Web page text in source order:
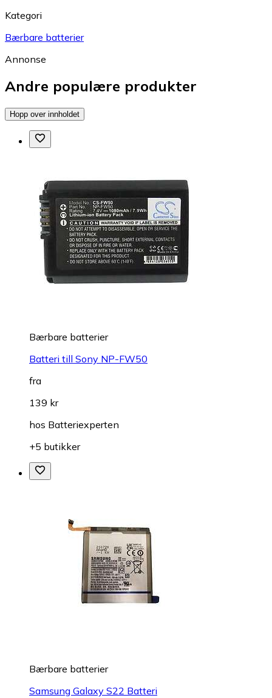
Kategori
Bærbare batterier
Annonse
Andre populære produkter
Hopp over innholdet
Bærbare batterier
Batteri till Sony NP-FW50
fra
139 kr
hos Batteriexperten
+5 butikker
Bærbare batterier
Samsung Galaxy S22 Batteri